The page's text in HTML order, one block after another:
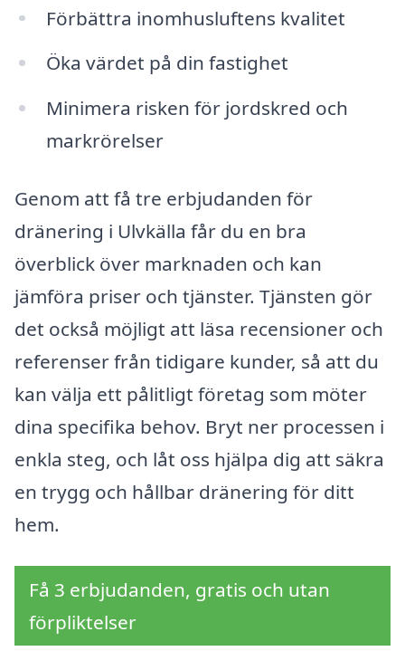
Förbättra inomhusluftens kvalitet
Öka värdet på din fastighet
Minimera risken för jordskred och
markrörelser
Genom att få tre erbjudanden för
dränering i Ulvkälla får du en bra
överblick över marknaden och kan
jämföra priser och tjänster. Tjänsten gör
det också möjligt att läsa recensioner och
referenser från tidigare kunder, så att du
kan välja ett pålitligt företag som möter
dina specifika behov. Bryt ner processen i
enkla steg, och låt oss hjälpa dig att säkra
en trygg och hållbar dränering för ditt
hem.
Få 3 erbjudanden, gratis och utan
förpliktelser